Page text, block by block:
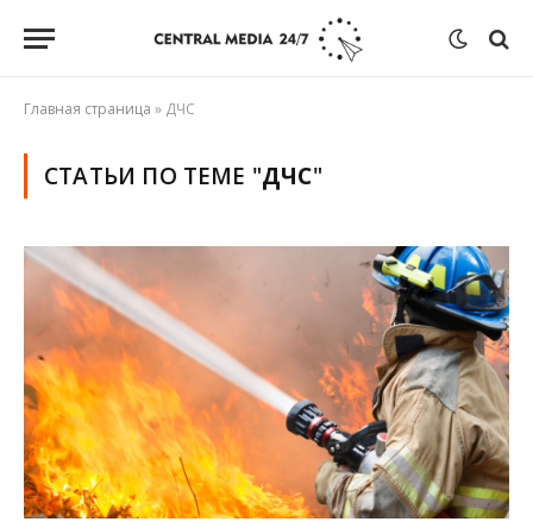
Главная страница » ДЧС
СТАТЬИ ПО ТЕМЕ "ДЧС"